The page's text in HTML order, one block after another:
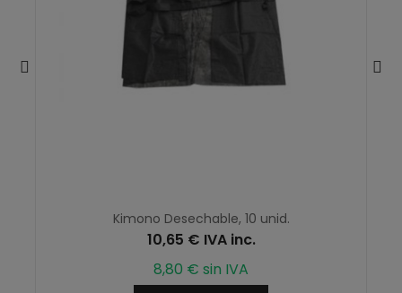
Kimono Desechable, 10 unid.
10,65 € IVA inc.
8,80 € sin IVA